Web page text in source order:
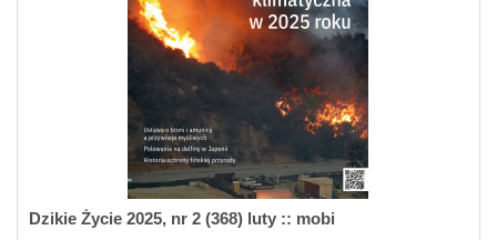
Dzikie Życie 2025, nr 2 (368) luty :: mobi